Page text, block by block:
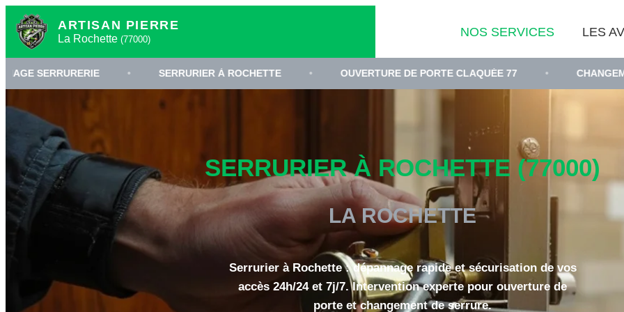
ARTISAN PIERRE
La Rochette (77000)
NOS SERVICES LES
• SERRURIER À ROCHETTE • OUVERTURE DE PORTE CLAQUÉE 77 • CHANGEMENT DE
SERRURIER À ROCHETTE (77000)
LA ROCHETTE
Serrurier à Rochette : dépannage rapide et sécurisation de vos
accès 24h/24 et 7j/7. Intervention experte pour ouverture de
porte et changement de serrure.